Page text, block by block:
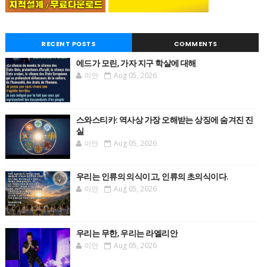
RECENT POSTS COMMENTS
에드가 모린, 가자 지구 학살에 대해
이안 Aug 05, 2026
스와스티카: 역사상 가장 오해받는 상징에 숨겨진 진
실
이안 Aug 05, 2026
우리는 인류의 의식이고, 인류의 초의식이다.
이안 Aug 05, 2026
우리는 무한, 우리는 라엘리안
이안 Aug 05, 2026